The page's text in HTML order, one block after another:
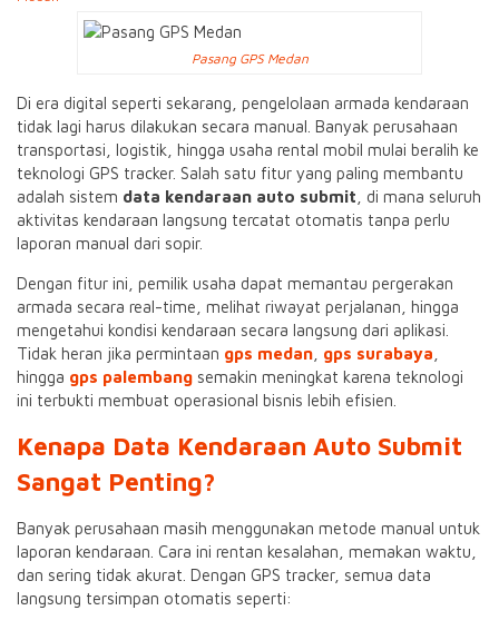
Pasang GPS Medan
Di era digital seperti sekarang, pengelolaan armada kendaraan
tidak lagi harus dilakukan secara manual. Banyak perusahaan
transportasi, logistik, hingga usaha rental mobil mulai beralih ke
teknologi GPS tracker. Salah satu fitur yang paling membantu
adalah sistem data kendaraan auto submit , di mana seluruh
aktivitas kendaraan langsung tercatat otomatis tanpa perlu
laporan manual dari sopir.
Dengan fitur ini, pemilik usaha dapat memantau pergerakan
armada secara real-time, melihat riwayat perjalanan, hingga
mengetahui kondisi kendaraan secara langsung dari aplikasi.
Tidak heran jika permintaan gps medan gps surabaya
hingga gps palembang semakin meningkat karena teknologi
ini terbukti membuat operasional bisnis lebih efisien.
Kenapa Data Kendaraan Auto Submit
Sangat Penting?
Banyak perusahaan masih menggunakan metode manual untuk
laporan kendaraan. Cara ini rentan kesalahan, memakan waktu,
dan sering tidak akurat. Dengan GPS tracker, semua data
langsung tersimpan otomatis seperti: